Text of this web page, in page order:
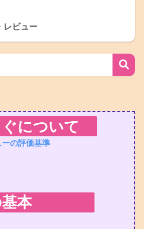
レビュー
ぐについて
の評価基準
の基本